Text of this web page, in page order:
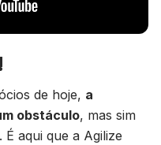
de hoje, a
obstáculo, mas sim
aqui que a Agilize